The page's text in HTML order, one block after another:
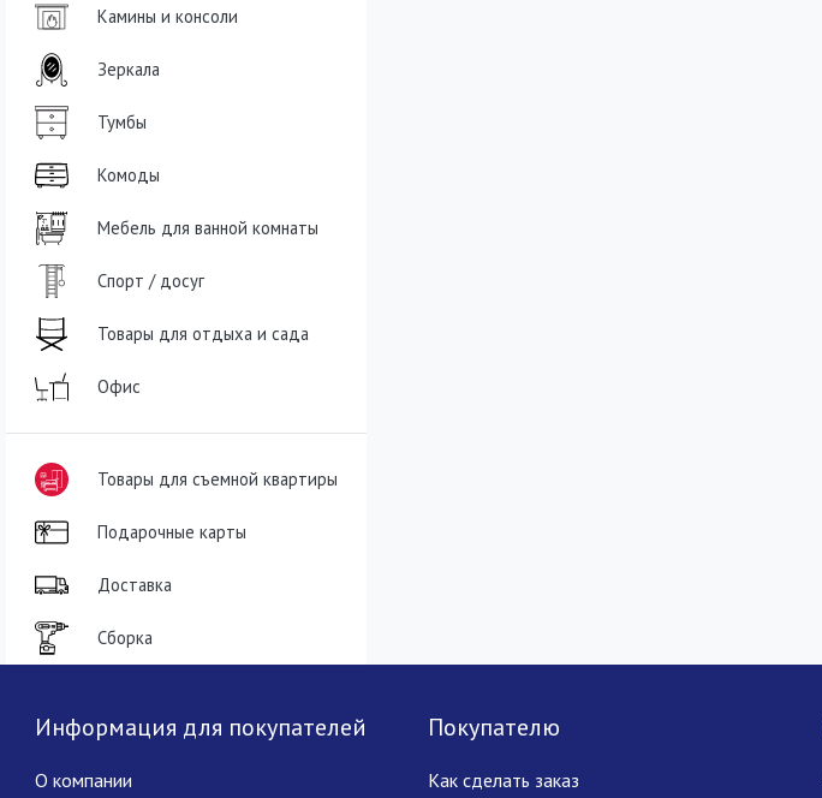
Камины и консоли
Зеркала
Тумбы
Комоды
Мебель для ванной комнаты
Спорт / досуг
Товары для отдыха и сада
Офис
Товары для съемной квартиры
Подарочные карты
Доставка
Сборка
Информация для покупателей
О компании
Покупателю
Как сделать заказ